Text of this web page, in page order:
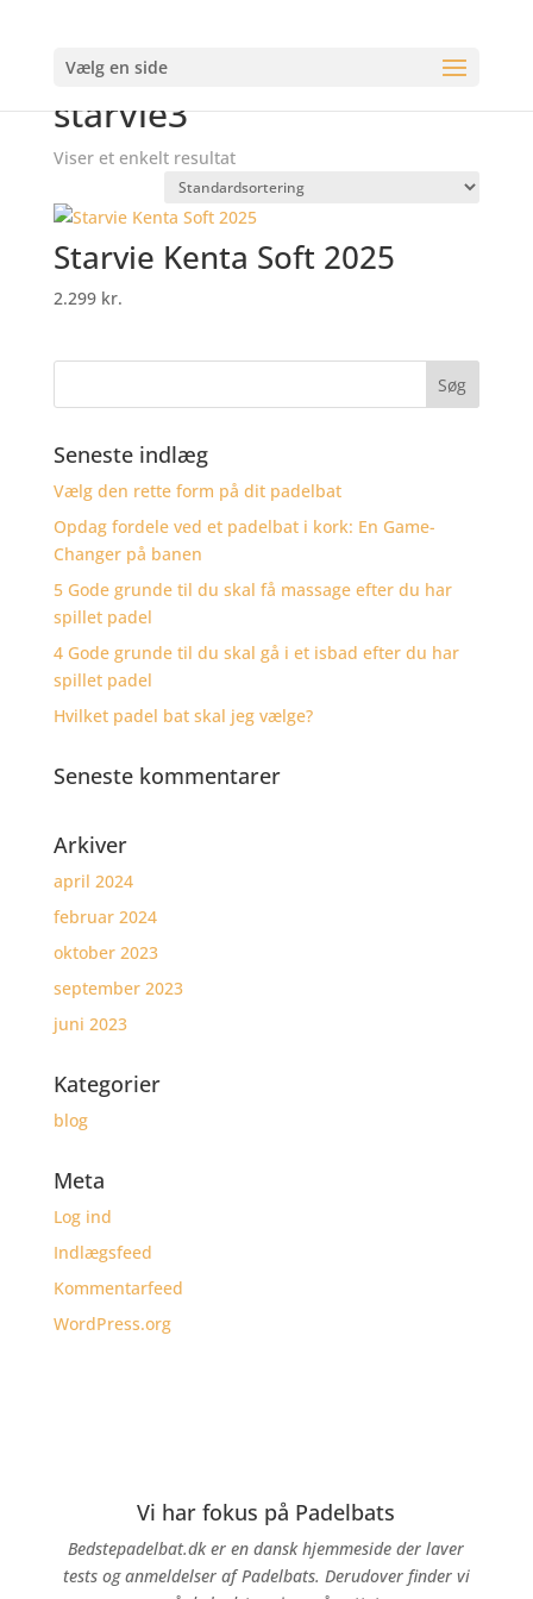
Vælg en side
Forside
starvie3
Viser et enkelt resultat
Starvie Kenta Soft 2025
2.299 kr.
Seneste indlæg
Vælg den rette form på dit padelbat
Opdag fordele ved et padelbat i kork: En Game-
Changer på banen
5 Gode grunde til du skal få massage efter du har
spillet padel
4 Gode grunde til du skal gå i et isbad efter du har
spillet padel
Hvilket padel bat skal jeg vælge?
Seneste kommentarer
Arkiver
april 2024
februar 2024
oktober 2023
september 2023
juni 2023
Kategorier
blog
Meta
Log ind
Indlægsfeed
Kommentarfeed
WordPress.org
Vi har fokus på Padelbats
Bedstepadelbat.dk er en dansk hjemmeside der laver
tests og anmeldelser af Padelbats. Derudover finder vi